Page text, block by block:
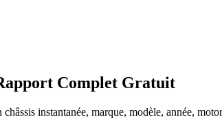
Complet Gratuit
instantanée, marque, modèle, année,